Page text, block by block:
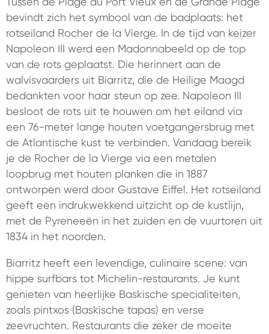
bevindt zich het symbool van de badplaats: het
rotseiland Rocher de la Vierge. In de tijd van keizer
Napoleon III werd een Madonnabeeld op de top
van de rots geplaatst. Die herinnert aan de
walvisvaarders uit Biarritz, die de Heilige Maagd
bedankten voor haar steun op zee. Napoleon III
besloot de rots uit te houwen om het eiland via
een 76-meter lange houten voetgangersbrug met
de Atlantische kust te verbinden. Vandaag bereik
je de Rocher de la Vierge via een metalen
loopbrug met houten planken die in 1887
ontworpen werd door Gustave Eiffel. Het rotseiland
geeft een indrukwekkend uitzicht op de kustlijn,
met de Pyreneeën in het zuiden en de vuurtoren uit
1834 in het noorden.
Biarritz heeft een levendige, culinaire scene: van
hippe surfbars tot Michelin-restaurants. Je kunt
genieten van heerlijke Baskische specialiteiten,
zoals pintxos (Baskische tapas) en verse
zeevruchten. Restaurants die zeker de moeite